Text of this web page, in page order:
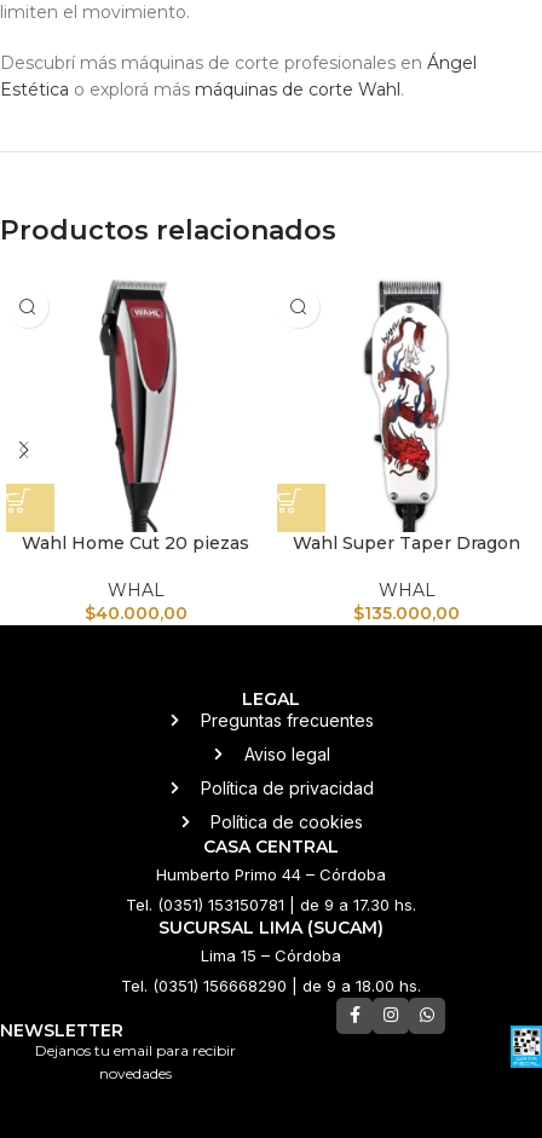
limiten el movimiento.
Descubrí más máquinas de corte profesionales en Ángel
Estética o explorá más máquinas de corte Wahl.
Productos relacionados
Wahl Home Cut 20 piezas
WHAL
$40.000,00
Wahl Super Taper Dragon
WHAL
$135.000,00
LEGAL
Preguntas frecuentes
Aviso legal
Política de privacidad
Política de cookies
CASA CENTRAL
Humberto Primo 44 – Córdoba
Tel. (0351) 153150781 | de 9 a 17.30 hs.
SUCURSAL LIMA (SUCAM)
Lima 15 – Córdoba
Tel. (0351) 156668290 | de 9 a 18.00 hs.
NEWSLETTER
Dejanos tu email para recibir
novedades